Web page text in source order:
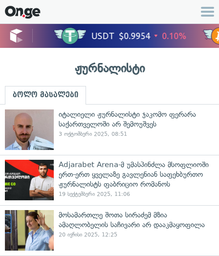
ჟურნალისტი
ბოლო მასალები
იტალიელი ჟურნალისტი ჯაკომო ფერარა
საქართველოში არ შემოუშვეს
3 ოქტომბერი 2025, 08:51
Adjarabet Arena-მ უმასპინძლა მსოფლიოში
ერთ-ერთ ყველაზე გავლენიან საფეხბურთო
ჟურნალისტს ფაბრიციო რომანოს
19 სექტემბერი 2025, 11:06
მოსამართლე შოთა სირაძემ მზია
ამაღლობელის საჩივარი არ დააკმაყოფილა
20 ივნისი 2025, 12:25